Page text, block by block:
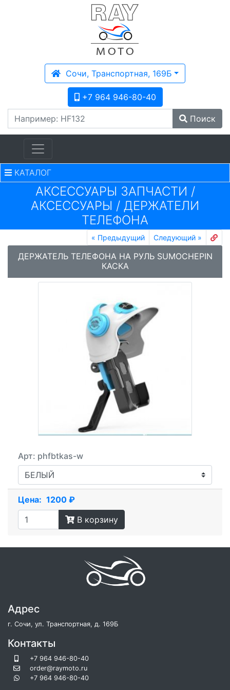
Сочи, Транспортная, 169Б
+7 964 946-80-40
Поиск
КАТАЛОГ
АКСЕССУАРЫ ЗАПЧАСТИ /
АКСЕССУАРЫ / ДЕРЖАТЕЛИ
ТЕЛЕФОНА
« Предыдущий Следующий »
ДЕРЖАТЕЛЬ ТЕЛЕФОНА НА РУЛЬ SUMOCHEPIN
КАСКА
Арт: phfbtkas-w
Цена: 1200 ₽
В корзину
Адрес
г. Сочи, ул. Транспортная, д. 169Б
Контакты
+7 964 946-80-40
order@raymoto.ru
+7 964 946-80-40